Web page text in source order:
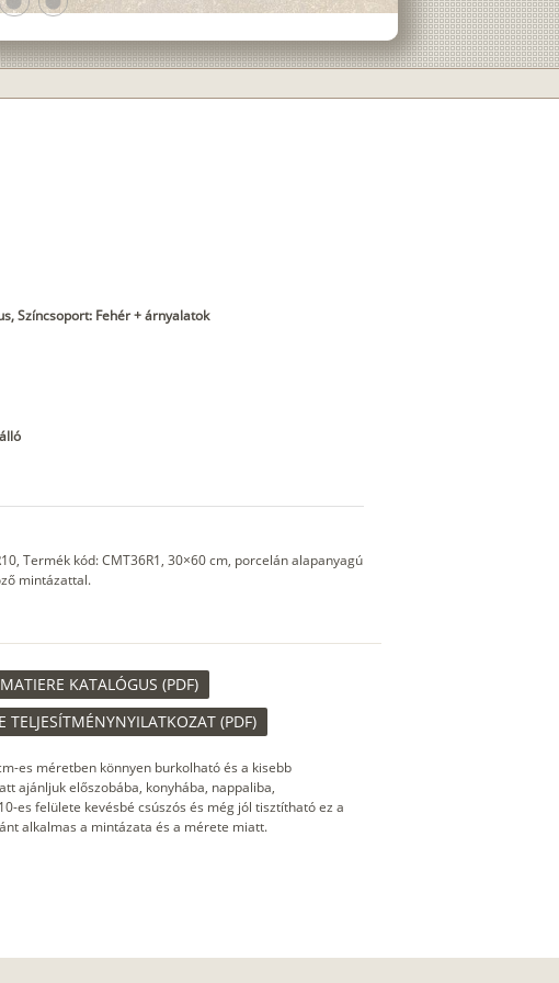
Színcsoport: Fehér + árnyalatok
Termék kód: CMT36R1, 30×60 cm, porcelán alapanyagú
mintázattal.
KATALÓGUS (PDF)
TELJESÍTMÉNYNYILATKOZAT (PDF)
es méretben könnyen burkolható és a kisebb
ajánljuk előszobába, konyhába, nappaliba,
es felülete kevésbé csúszós és még jól tisztítható ez a
alkalmas a mintázata és a mérete miatt.